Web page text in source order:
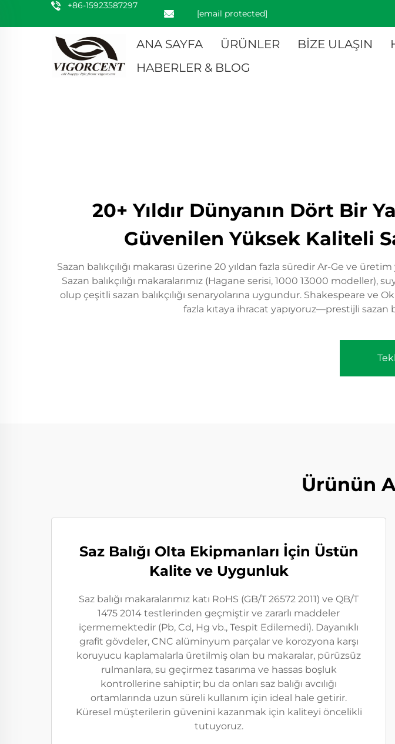
+86-15923587297
[email protected]
ANA SAYFA ÜRÜNLER BİZE ULAŞIN
HABERLER & BLOG
20+ Yıldır Dünyanın Dört Bir
Güvenilen Yüksek Kaliteli
Sazan balıkçılığı makarası üzerine 20 yıldan fazla süredir Ar-Ge ve
Sazan balıkçılığı makaralarımız (Hagane serisi, 1000 13000
olup çeşitli sazan balıkçılığı senaryolarına uygundur. Shakespeare
fazla kıtaya ihracat yapıyoruz—prestijli sazan
Ürünün
Saz Balığı Olta Ekipmanları İçin Üstün
Kalite ve Uygunluk
Saz balığı makaralarımız katı RoHS (GB/T 26572 2011) ve QB/T
1475 2014 testlerinden geçmiştir ve zararlı maddeler
içermemektedir (Pb, Cd, Hg vb., Tespit Edilemedi). Dayanıklı
grafit gövdeler, CNC alüminyum parçalar ve korozyona karşı
koruyucu kaplamalarla üretilmiş olan bu makaralar, pürüzsüz
rulmanlara, su geçirmez tasarıma ve hassas boşluk
kontrollerine sahiptir; bu da onları saz balığı avcılığı
ortamlarında uzun süreli kullanım için ideal hale getirir.
Küresel müşterilerin güvenini kazanmak için kaliteyi öncelikli
tutuyoruz.